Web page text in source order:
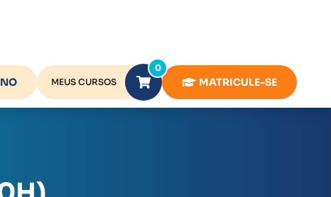
MEUS CURSOS
0
MATRICULE-SE